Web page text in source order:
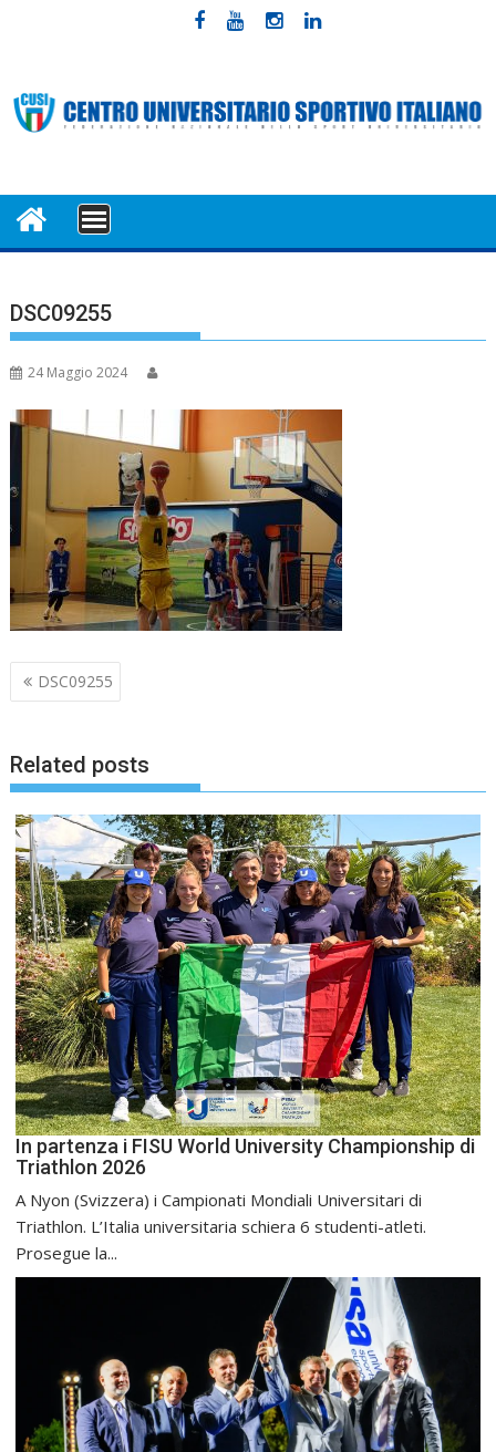
MENU
DSC09255
24 Maggio 2024
Navigazione
articoli
DSC09255
Related posts
In partenza i FISU World University Championship di
Triathlon 2026
A Nyon (Svizzera) i Campionati Mondiali Universitari di
Triathlon. L’Italia universitaria schiera 6 studenti-atleti.
Prosegue la...